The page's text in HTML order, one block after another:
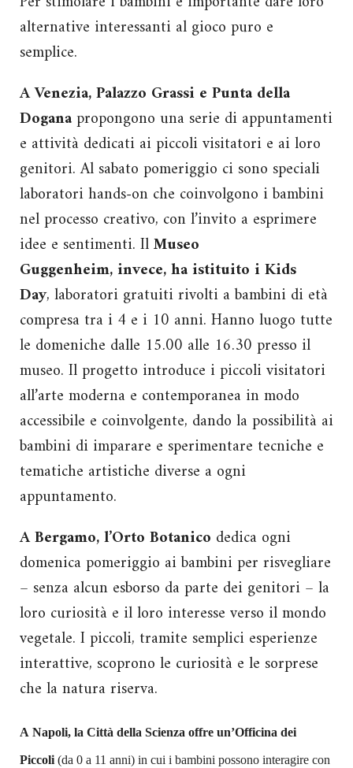
alternative interessanti al gioco puro e
semplice.
A Venezia, Palazzo Grassi e Punta della
Doganapropongono una serie di appuntamenti
e attività dedicati ai piccoli visitatori e ai loro
genitori. Al sabato pomeriggio ci sono speciali
laboratori hands-on che coinvolgono i bambini
nel processo creativo, con l’invito a esprimere
idee e sentimenti. IlMuseo
Guggenheim, invece, ha istituito i Kids
Day, laboratori gratuiti rivolti a bambini di età
compresa tra i 4 e i 10 anni. Hanno luogo tutte
le domeniche dalle 15.00 alle 16.30 presso il
museo. Il progetto introduce i piccoli visitatori
all’arte moderna e contemporanea in modo
accessibile e coinvolgente, dando la possibilità ai
bambini di imparare e sperimentare tecniche e
tematiche artistiche diverse a ogni
appuntamento.
A Bergamo, l’Orto Botanico dedica ogni
domenica pomeriggio ai bambini per risvegliare
– senza alcun esborso da parte dei genitori – la
loro curiosità e il loro interesse verso il mondo
vegetale. I piccoli, tramite semplici esperienze
interattive, scoprono le curiosità e le sorprese
che la natura riserva.
A Napoli, la Città della Scienza offre un’Officina dei
Piccoli (da 0 a 11 anni) in cui i bambini possono interagire con